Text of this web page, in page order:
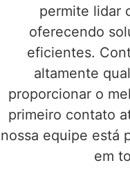
permite lidar
oferecendo
eficientes.
altamente
proporcionar o
primeiro contato
nossa equipe está
em